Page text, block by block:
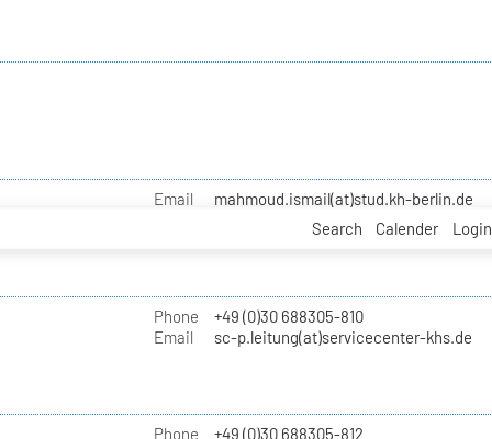
Search Calender Login
Email mahmoud.ismail(at)stud.kh-berlin.de
Phone
+49 (0)30 688305-810
Email
sc-p.leitung(at)servicecenter-khs.de
Phone
+49 (0)30 688305-812